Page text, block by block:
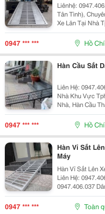
Liênhệ:
Tân Tình),
Xe Lăn Tại Nhà Tp.hcm. Chuyên Đến
Lên Xe Tủ Bán
6, 7, 8, 9, 10,
0947 *** *** Hồ
Hàn Cầu Sắt
Liên Hệ:
Nhà Khu Vực Tphcm Hàn Cầu Sắt Dắt
Nhà, Hàn Cầu
Thạnh, Thủ
Cầu Thang Lên
Quận 1, 2,...
0947 *** *** Hồ
Hàn Vỉ Sắt
Máy
Hàn Vỉ Sắt Lên
Liên Hệ:
0947.406.037 Dân
Lên Xe Máy Tại
Tiến (Vui Vẽ
0947 *** *** Toàn